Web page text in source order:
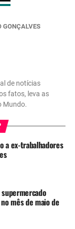
GONÇALVES
de notícias
fatos, leva as
Mundo.
a ex-trabalhadores
mês de maio de